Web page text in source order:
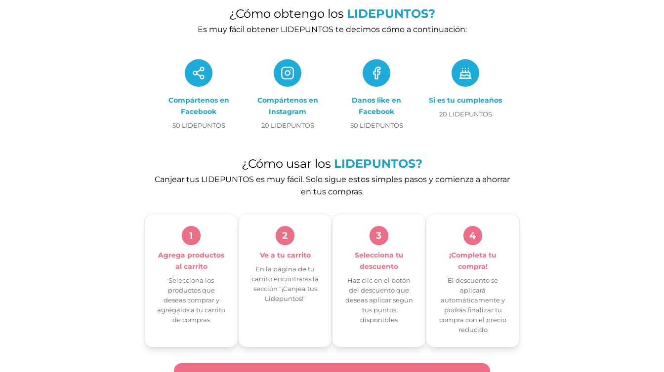
¿Cómo obtengo los LIDEPUNTOS?
Es muy fácil obtener LIDEPUNTOS te decimos cómo a continuación:
Compártenos en
Facebook
50 LIDEPUNTOS
Compártenos en
Instagram
20 LIDEPUNTOS
Danos like en
Facebook
50 LIDEPUNTOS
Si es tu cumpleaños
20 LIDEPUNTOS
¿Cómo usar los LIDEPUNTOS?
Canjear tus LIDEPUNTOS es muy fácil. Solo sigue estos simples pasos y comienza a ahorrar
en tus compras.
1
Agrega productos
al carrito
Selecciona los
productos que
deseas comprar y
agrégalos a tu carrito
de compras
2
Ve a tu carrito
En la página de tu
carrito encontrarás la
sección "¡Canjea tus
Lidepuntos!"
3
Selecciona tu
descuento
Haz clic en el botón
del descuento que
deseas aplicar según
tus puntos
disponibles
4
¡Completa tu
compra!
El descuento se
aplicará
automáticamente y
podrás finalizar tu
compra con el precio
reducido